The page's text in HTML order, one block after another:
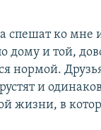
спешат ко мне
дому и той,
нормой.
и
жизни, в